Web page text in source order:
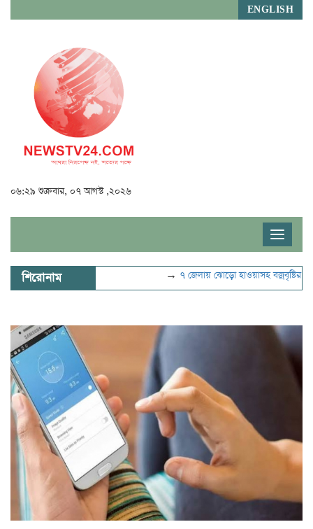
ENGLISH
০৬:২৯ শুক্রবার, ০৭ আগস্ট ,২০২৬
Toggle
শিরোনাম ৭ জেলায় ঝোড়ো হাওয়াসহ বজ্রবৃষ্টির শঙ্কা→